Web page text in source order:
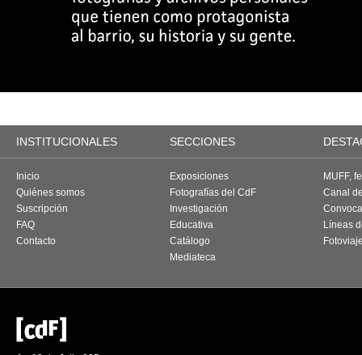
INSTITUCIONALES SECCIONES
Inicio
Quiénes somos
Suscripción
FAQ
Contacto
Exposiciones
Fotografías del CdF
Investigación
Educativa
Catálogo
Mediateca
MUFF,
Canal
Líneas